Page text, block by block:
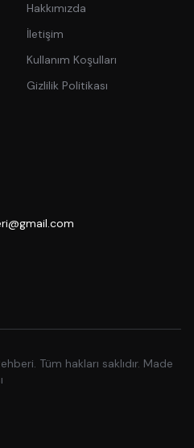
Hakkımızda
İletişim
Kullanım Koşulları
Gizlilik Politikası
Tüm hakları saklıdır. Made